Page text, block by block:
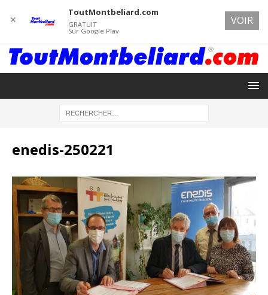
enedis-250221
✕
ToutMontbeliard.com
GRATUIT
Sur Google Play
VOIR